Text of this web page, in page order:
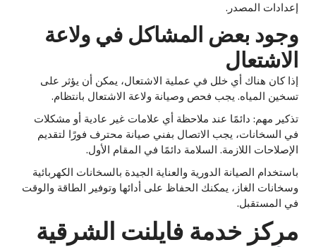
إعدادات المصدر.
وجود بعض المشاكل في ولاعة
الاشتعال
إذا كان هناك أي خلل في عملية الاشتعال، يمكن أن يؤثر على
تسخين المياه. يجب فحص وصيانة ولاعة الاشتعال بانتظام.
تذكير مهم: دائمًا عند ملاحظة أي علامات غير عادية أو مشكلات
في السخانات، يجب الاتصال بفني صيانة محترف فورًا لتقديم
الإصلاحات اللازمة. السلامة دائمًا في المقام الأول.
باستخدام الصيانة الدورية والعناية الجيدة بالسخانات الكهربائية
وسخانات الغاز، يمكنك الحفاظ على أدائها وتوفير الطاقة والوقت
في المستقبل.
مركز خدمة فايلنت الشرقية